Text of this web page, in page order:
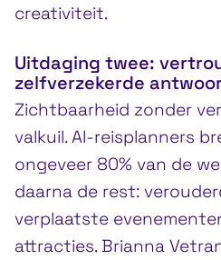
creativiteit.
Uitdaging twee:
zelfverzekerde
Zichtbaarheid zonder
valkuil. AI-reisplanners
ongeveer 80% van de
daarna de rest:
verplaatste
attracties. Brianna